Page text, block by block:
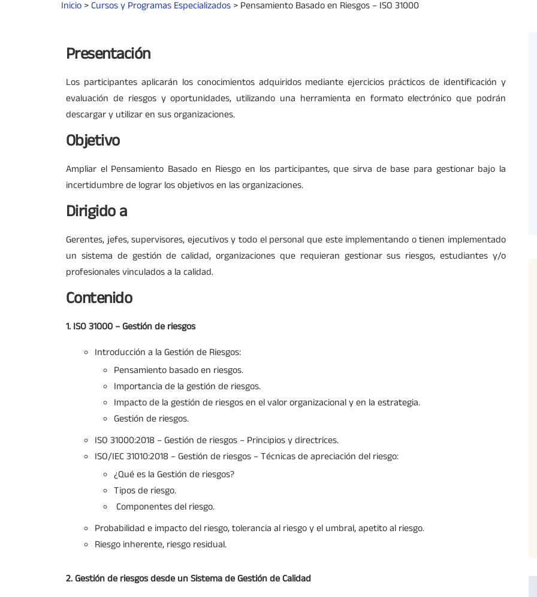
Inicio>Cursos y Programas Especializados>Pensamiento Basado en Riesgos – ISO 31000
Presentación
Los participantes aplicarán los conocimientos adquiridos mediante ejercicios prácticos de identificación y
evaluación de riesgos y oportunidades, utilizando una herramienta en formato electrónico que podrán
descargar y utilizar en sus organizaciones.
Objetivo
Ampliar el Pensamiento Basado en Riesgo en los participantes, que sirva de base para gestionar bajo la
incertidumbre de lograr los objetivos en las organizaciones.
Dirigido a
Gerentes, jefes, supervisores, ejecutivos y todo el personal que este implementando o tienen implementado
un sistema de gestión de calidad, organizaciones que requieran gestionar sus riesgos, estudiantes y/o
profesionales vinculados a la calidad.
Contenido
1. ISO 31000 – Gestión de riesgos
Introducción a la Gestión de Riesgos:
Pensamiento basado en riesgos.
Importancia de la gestión de riesgos.
Impacto de la gestión de riesgos en el valor organizacional y en la estrategia.
Gestión de riesgos.
ISO 31000:2018 – Gestión de riesgos – Principios y directrices.
ISO/IEC 31010:2018 – Gestión de riesgos – Técnicas de apreciación del riesgo:
¿Qué es la Gestión de riesgos?
Tipos de riesgo.
Componentes del riesgo.
Probabilidad e impacto del riesgo, tolerancia al riesgo y el umbral, apetito al riesgo.
Riesgo inherente, riesgo residual.
2. Gestión de riesgos desde un Sistema de Gestión de Calidad